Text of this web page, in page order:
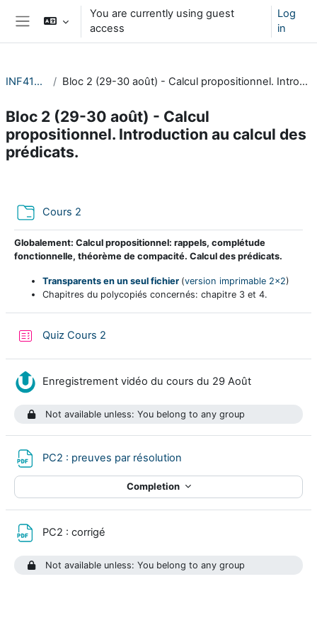
Skip to main content
You are currently using guest
access
Log
in
INF412-2023 Bloc 2 (29-30 août) - Calcul propositionnel. Introduction au calcul des prédicats.
Bloc 2 (29-30 août) - Calcul
propositionnel. Introduction au calcul des
prédicats.
Cours 2
Globalement: Calcul propositionnel: rappels, complétude
fonctionnelle, théorème de compacité. Calcul des prédicats.
Transparents en un seul fichier (version imprimable 2x2)
Chapitres du polycopiés concernés: chapitre 3 et 4.
Quiz Cours 2
Enregistrement vidéo du cours du 29 AoûtNudgis
Not available unless: You belong to any group
PC2 : preuves par résolution
Completion
PC2 : corrigé
Not available unless: You belong to any group